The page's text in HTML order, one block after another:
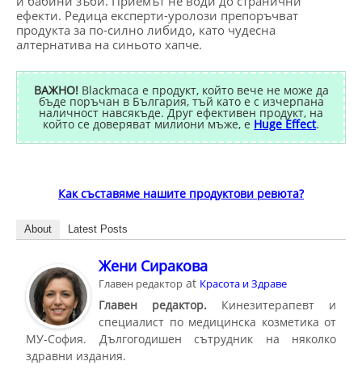
ефекти. Редица експерти-уролози препоръчват
продукта за по-силно либидо, като чудесна
алтернатива на синьото хапче.
ВАЖНО!Blackmaca е продукт, който вече не може да
бъде поръчан в България, тъй като е с изчерпана
наличност навсякъде. Друг ефективен продукт, на
който се доверяват милиони мъже, е Huge Effect.
Как съставяме нашите продуктови ревюта?
About Latest Posts
Жени Сиракова
Главен редактор at Красота и Здраве
Главен редактор. Кинезитерапевт и
специалист по медицинска козметика от
МУ-София. Дългогодишен сътрудник на няколко
здравни издания.